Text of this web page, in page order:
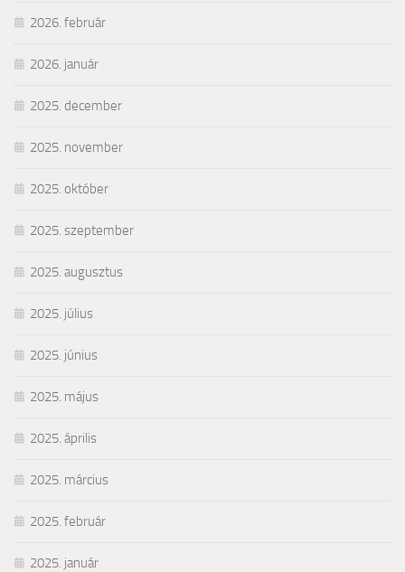
2026. február
2026. január
2025. december
2025. november
2025. október
2025. szeptember
2025. augusztus
2025. július
2025. június
2025. május
2025. április
2025. március
2025. február
2025. január